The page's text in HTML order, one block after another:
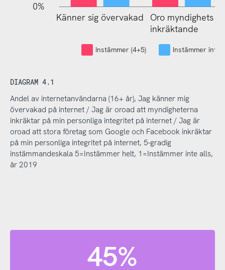
0%
Oro storföretags
inkräktande
Känner sig övervakad
Oro myndighets
inkräktande
Instämmer (4+5) Instämmer inte
DIAGRAM 4.1
Andel av internetanvändarna (16+ år), Jag känner mig
övervakad på internet / Jag är oroad att myndigheterna
inkräktar på min personliga integritet på internet / Jag är
oroad att stora företag som Google och Facebook inkräktar
på min personliga integritet på internet, 5-gradig
instämmandeskala 5=Instämmer helt, 1=Instämmer inte alls,
år 2019
45%